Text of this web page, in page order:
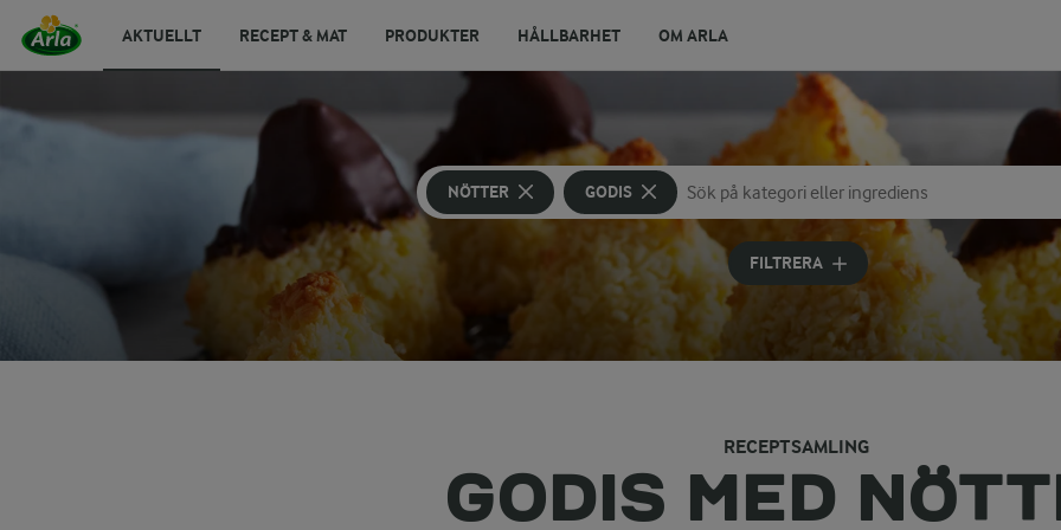
AKTUELLT RECEPT & MAT PRODUKTER HÅLLBARHET OM ARLA
NÖTTER GODIS
Sök på kategori eller ingrediens
Skriv in sökord för att få förslag
FILTRERA
RECEPTSAMLING
GODIS MED